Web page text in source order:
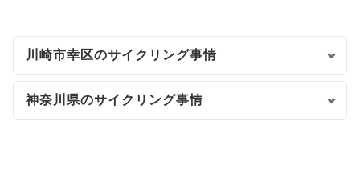
川崎市幸区のサイクリング事情
神奈川県のサイクリング事情